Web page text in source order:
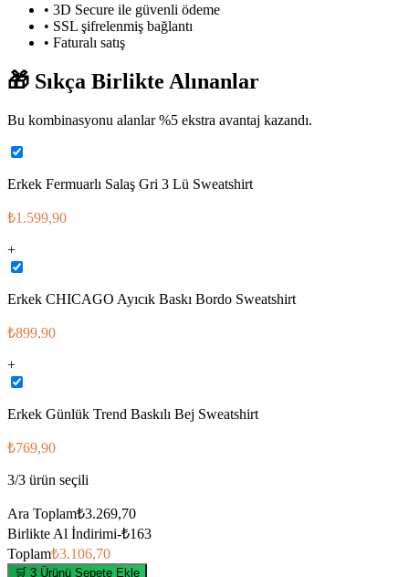
• 3D Secure ile güvenli ödeme
• SSL şifrelenmiş bağlantı
• Faturalı satış
🎁 Sıkça Birlikte Alınanlar
Bu kombinasyonu alanlar %5 ekstra avantaj kazandı.
Erkek Fermuarlı Salaş Gri 3 Lü Sweatshirt
₺1.599,90
+
Erkek CHICAGO Ayıcık Baskı Bordo Sweatshirt
₺899,90
+
Erkek Günlük Trend Baskılı Bej Sweatshirt
₺769,90
3/3 ürün seçili
Ara Toplam₺3.269,70
Birlikte Al İndirimi-₺163
Toplam₺3.106,70
🛒 3 Ürünü Sepete Ekle